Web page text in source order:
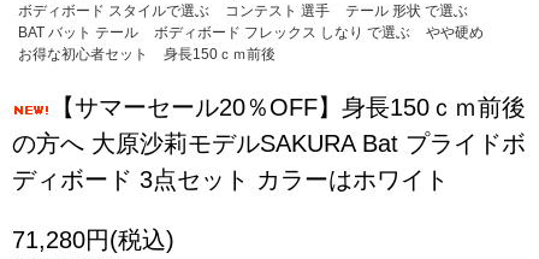
ボディボード スタイルで選ぶ
コンテスト 選手
テール 形状 で選ぶ
BAT バット テール
ボディボード フレックス しなり で選ぶ
やや硬め
お得な初心者セット
身長150ｃｍ前後
【サマーセール20％OFF】身長150ｃｍ前後
の方へ 大原沙莉モデルSAKURA Bat プライドボ
ディボード 3点セット カラーはホワイト
71,280円(税込)